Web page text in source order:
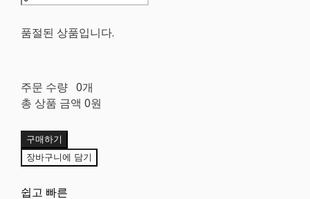
품절된 상품입니다.
주문 수량 0개
총 상품 금액 0원
구매하기
장바구니에 담기
쉽고 빠른